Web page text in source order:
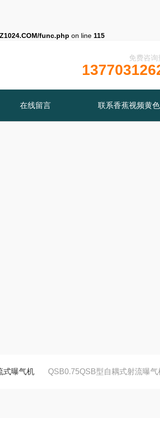
func.php on line 115
免费咨询
在线留言 联系香蕉视频黄色
式曝气机 QSB0.75QSB型自耦式射流曝